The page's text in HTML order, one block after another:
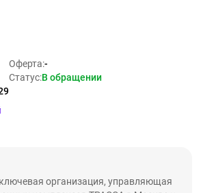
Оферта:-
Статус:В обращении
организация, управляющая